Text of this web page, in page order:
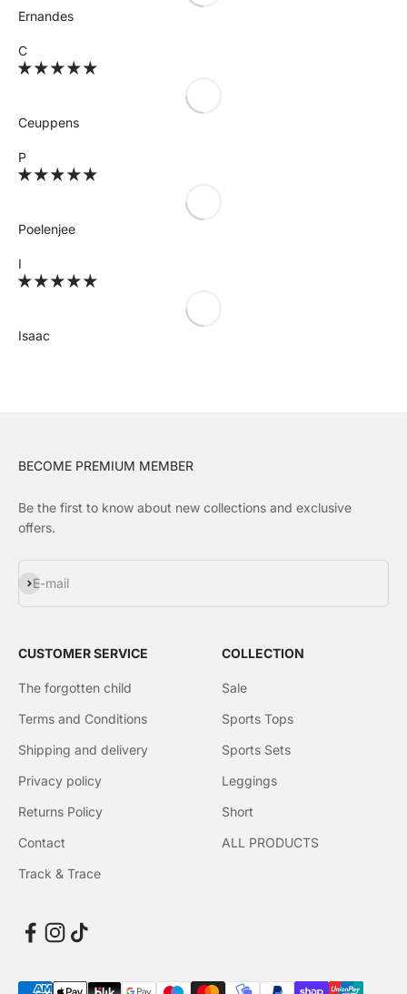
Ernandes
C
Ceuppens
P
Poelenjee
I
Isaac
BECOME PREMIUM MEMBER
Be the first to know about new collections and exclusive
offers.
E-mail
Subscribe
CUSTOMER SERVICE
The forgotten child
Terms and Conditions
Shipping and delivery
Privacy policy
Returns Policy
Contact
Track & Trace
COLLECTION
Sale
Sports Tops
Sports Sets
Leggings
Short
ALL PRODUCTS